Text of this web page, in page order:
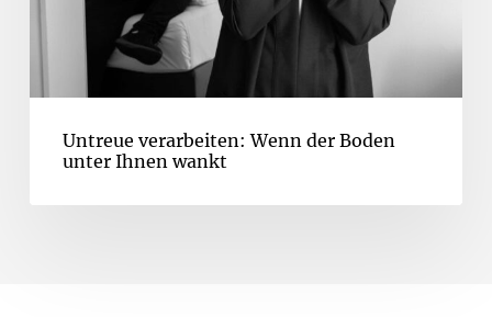
Untreue verarbeiten: Wenn der Boden
unter Ihnen wankt